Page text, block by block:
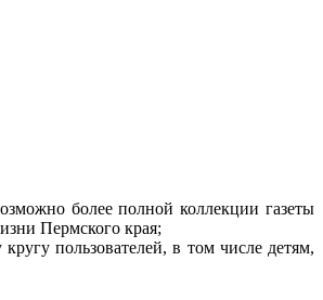
более полной коллекции газеты
Пермского края;
пользователей, в том числе детям,